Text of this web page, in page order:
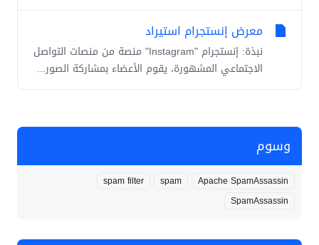
وسوم
Apache SpamAssassin
spam
spam filter
SpamAssassin
معرض إنستجرام استيراد
نبذة: إنستجرام "Instagram" منصة من منصات التواصل
الاجتماعي المشهورة، يقوم الأعضاء بمشاركة الصور...